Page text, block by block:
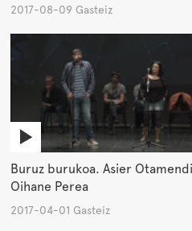
2017-08-09 Gasteiz
Buruz burukoa. Asier
Oihane Perea
2017-04-01 Gasteiz